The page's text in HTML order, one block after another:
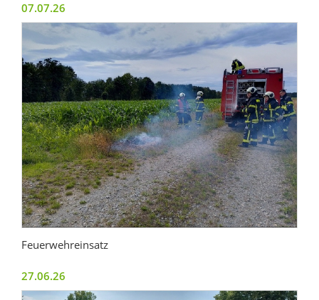
07.07.26
Feuerwehreinsatz
27.06.26